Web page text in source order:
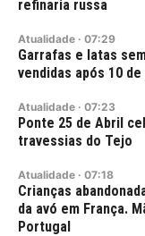
refinaria russa
Atualidade · 07:29
Garrafas e latas
vendidas após 10
Atualidade · 07:23
Ponte 25 de Abril
travessias do Tejo
Atualidade · 07:18
Crianças
da avó em França.
Portugal